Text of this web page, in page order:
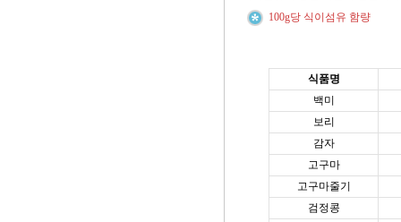
100g당 식이섬유 함량
식품명
백미
보리
감자
고구마
고구마줄기
검정콩